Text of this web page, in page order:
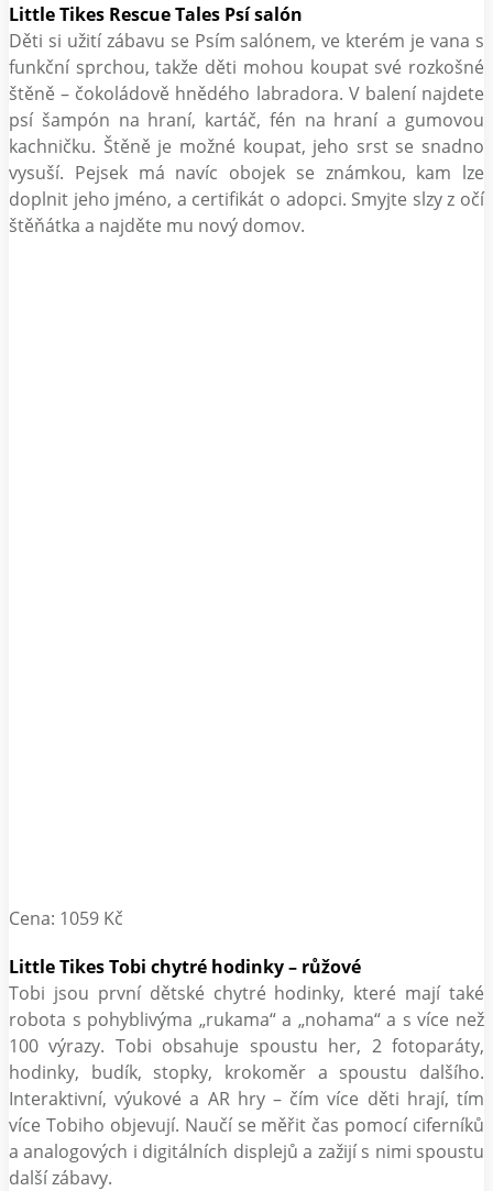
Little Tikes Rescue Tales Psí salón
Děti si užití zábavu se Psím salónem, ve kterém je vana s
funkční sprchou, takže děti mohou koupat své rozkošné
štěně – čokoládově hnědého labradora. V balení najdete
psí šampón na hraní, kartáč, fén na hraní a gumovou
kachničku. Štěně je možné koupat, jeho srst se snadno
vysuší. Pejsek má navíc obojek se známkou, kam lze
doplnit jeho jméno, a certifikát o adopci. Smyjte slzy z očí
štěňátka a najděte mu nový domov.
Cena: 1059 Kč
Little Tikes Tobi chytré hodinky – růžové
Tobi jsou první dětské chytré hodinky, které mají také
robota s pohyblivýma „rukama“ a „nohama“ a s více než
100 výrazy. Tobi obsahuje spoustu her, 2 fotoparáty,
hodinky, budík, stopky, krokoměr a spoustu dalšího.
Interaktivní, výukové a AR hry – čím více děti hrají, tím
více Tobiho objevují. Naučí se měřit čas pomocí ciferníků
a analogových i digitálních displejů a zažijí s nimi spoustu
další zábavy.